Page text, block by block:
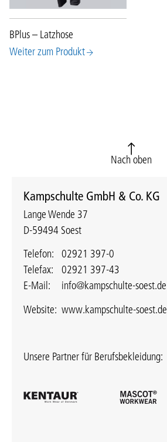
BPlus – Latzhose
Weiter zum Produkt
Nach oben
Kampschulte GmbH & Co. KG
Lange Wende 37
D-59494 Soest
Telefon:
02921 397-0
Telefax:
02921 397-43
E-Mail:
info@kampschulte-soest.de
Website: www.kampschulte-soest.de
Unsere Partner für Berufsbekleidung: